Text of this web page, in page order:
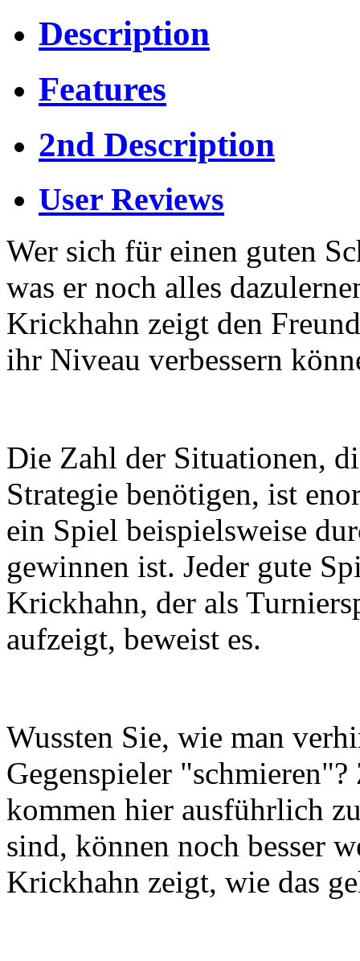
Description
Features
2nd Description
User Reviews
Wer sich für einen guten
was er noch alles
Krickhahn zeigt den
ihr Niveau verbessern
Die Zahl der Situationen,
Strategie benötigen, ist
ein Spiel beispielsweise
gewinnen ist. Jeder gute
Krickhahn, der als
aufzeigt, beweist es.
Wussten Sie, wie man
Gegenspieler
kommen hier ausführlich
sind, können noch besser
Krickhahn zeigt, wie das